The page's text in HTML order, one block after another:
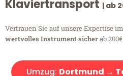
Klaviertransport | ab
Vertrauen Sie auf unsere Expertise im
wertvolles Instrument sicherab
Umzug: Dortmund →